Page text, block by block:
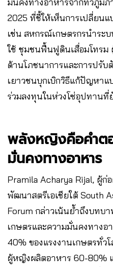
2025 ที่ชี้ให้เห็นการเปลี่ยน
เช่น สหกรณ์เกษตรกรนำระ
ใช้ ชุมชนฟื้นฟูดินเสื่อมโทรม
ด้านโภชนาการและการปรับ
เยาวชนบุกเบิกวิธีแก้ปัญหา
ร่วมลงทุนในห่วงโซ่อุปทานที่
พลังหญิงคือคำต
มั่นคงทางอาหาร
Pramila Acharya Rijal, ผู้ก่
พัฒนาสตรีเอเชียใต้ South
Forum กล่าวเน้นย้ำถึงบทบ
เกษตรและความมั่นคงทางอ
40% ของแรงงานเกษตรทั่ว
ผู้หญิงผลิตอาหาร 60-80%